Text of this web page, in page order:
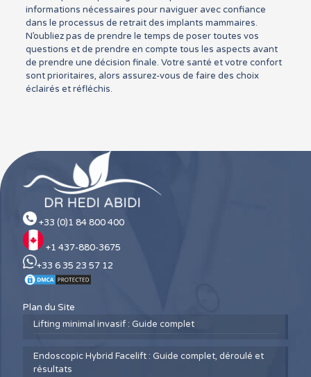
informations nécessaires pour naviguer avec confiance
dans le processus de retrait des implants mammaires.
N’oubliez pas de prendre le temps de poser toutes vos
questions et de prendre en compte tous les aspects avant
de prendre une décision finale. Votre santé et votre confort
sont prioritaires, alors assurez-vous de faire des choix
éclairés et réfléchis.
+33 (0)1 84 800 400
+1 437-880-3675
+33 6 35 23 57 12
Plan du Site
Lifting minimal invasif : Guide complet
Endoscopic Hybrid Facelift : Guide complet, déroulé et
résultats